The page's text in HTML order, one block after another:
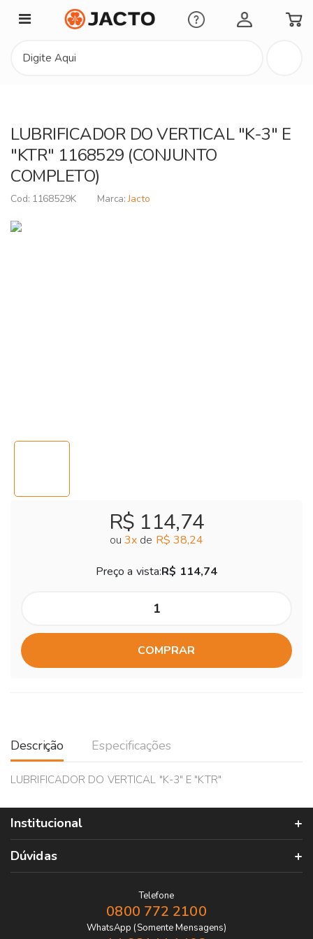
Minha Conta
LUBRIFICADOR DO VERTICAL "K-3" E
"KTR" 1168529 (CONJUNTO
COMPLETO)
1168529K Jacto
R$ 114,74
ou 3x de R$ 38,24
Preço a vista:R$ 114,74
COMPRAR
Descrição Especificações
LUBRIFICADOR DO VERTICAL "K-3" E "KTR"
Institucional
Dúvidas
Telefone
0800 772 2100
WhatsApp (Somente Mensagens)